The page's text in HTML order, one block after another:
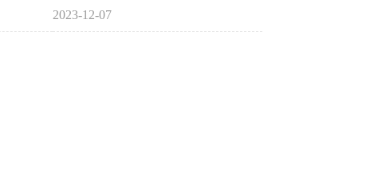
2023-12-07